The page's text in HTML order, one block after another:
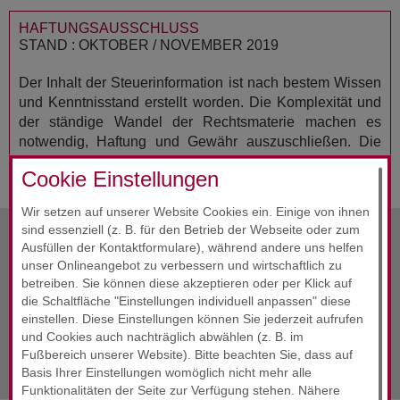
Cookie Einstellungen
Wir setzen auf unserer Website Cookies ein. Einige von ihnen
sind essenziell (z. B. für den Betrieb der Webseite oder zum
Ausfüllen der Kontaktformulare), während andere uns helfen
unser Onlineangebot zu verbessern und wirtschaftlich zu
betreiben. Sie können diese akzeptieren oder per Klick auf
die Schaltfläche "Einstellungen individuell anpassen" diese
einstellen. Diese Einstellungen können Sie jederzeit aufrufen
und Cookies auch nachträglich abwählen (z. B. im
Fußbereich unserer Website). Bitte beachten Sie, dass auf
Basis Ihrer Einstellungen womöglich nicht mehr alle
Funktionalitäten der Seite zur Verfügung stehen. Nähere
HAFTUNGSAUSSCHLUSS
STAND : OKTOBER / NOVEMBER 2019
Der Inhalt der Steuerinformation ist nach bestem Wissen
und Kenntnisstand erstellt worden. Die Komplexität und
der ständige Wandel der Rechtsmaterie machen es
notwendig, Haftung und Gewähr auszuschließen. Die
Steuerinformation ersetzt nicht die individuelle Beratung.
vorherige Info November 2019
Alle InfosNovember 2019
nächste InfoNovember 2019